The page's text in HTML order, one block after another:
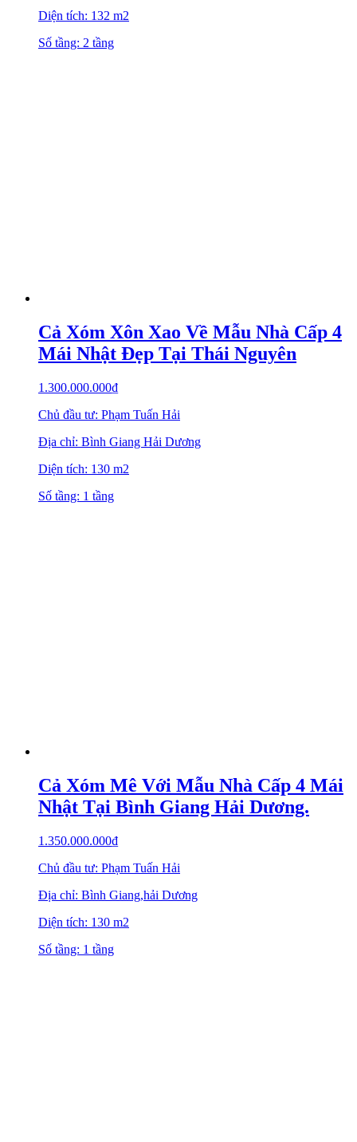
Diện tích: 132 m2
Số tầng: 2 tầng
Cả Xóm Xôn Xao Về Mẫu Nhà Cấp 4
Mái Nhật Đẹp Tại Thái Nguyên
1.300.000.000₫
Chủ đầu tư: Phạm Tuấn Hải
Địa chỉ: Bình Giang Hải Dương
Diện tích: 130 m2
Số tầng: 1 tầng
Cả Xóm Mê Với Mẫu Nhà Cấp 4 Mái
Nhật Tại Bình Giang Hải Dương.
1.350.000.000₫
Chủ đầu tư: Phạm Tuấn Hải
Địa chỉ: Bình Giang,hải Dương
Diện tích: 130 m2
Số tầng: 1 tầng